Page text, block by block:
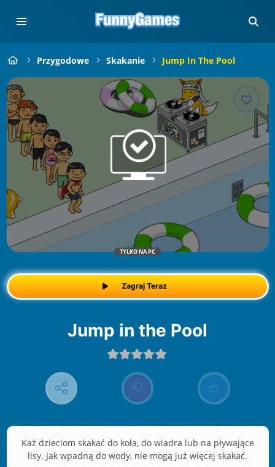
Przygodowe Skakanie Jump In The Pool
TYLKO NA PC
Zagraj Teraz
Jump in the Pool
Każ dzieciom skakać do koła, do wiadra lub na pływające
lisy. Jak wpadną do wody, nie mogą już więcej skakać.